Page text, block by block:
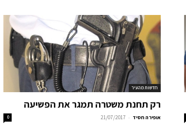
חדשות מהעיר
רק תחנת משטרה תמגר את הפשיעה
אופירה חסיד -
21/07/2017
0